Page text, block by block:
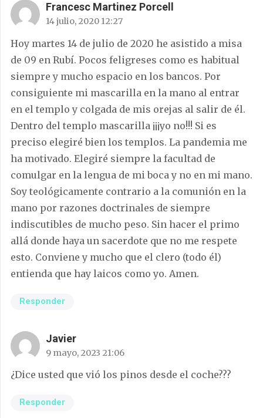
Francesc Martinez Porcell
14 julio, 2020 12:27
Hoy martes 14 de julio de 2020 he asistido a misa
de 09 en Rubí. Pocos feligreses como es habitual
siempre y mucho espacio en los bancos. Por
consiguiente mi mascarilla en la mano al entrar
en el templo y colgada de mis orejas al salir de él.
Dentro del templo mascarilla ¡¡¡yo no!!! Si es
preciso elegiré bien los templos. La pandemia me
ha motivado. Elegiré siempre la facultad de
comulgar en la lengua de mi boca y no en mi mano.
Soy teológicamente contrario a la comunión en la
mano por razones doctrinales de siempre
indiscutibles de mucho peso. Sin hacer el primo
allá donde haya un sacerdote que no me respete
esto. Conviene y mucho que el clero (todo él)
entienda que hay laicos como yo. Amen.
Responder
Javier
9 mayo, 2023 21:06
¿Dice usted que vió los pinos desde el coche???
Responder